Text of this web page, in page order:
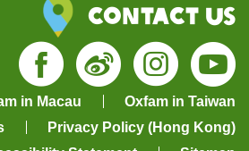
Contact Us
Facebook
Weibo
in Macau
Oxfam in Taiwan
Privacy Policy (Hong Kong)